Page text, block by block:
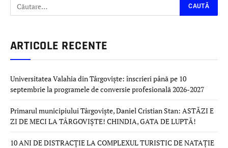
ARTICOLE RECENTE
Universitatea Valahia din Târgoviște: înscrieri până pe 10
septembrie la programele de conversie profesională 2026-2027
Primarul municipiului Târgoviște, Daniel Cristian Stan: ASTĂZI E
ZI DE MECI LA TÂRGOVIȘTE! CHINDIA, GATA DE LUPTĂ!
10 ANI DE DISTRACȚIE LA COMPLEXUL TURISTIC DE NATAȚIE